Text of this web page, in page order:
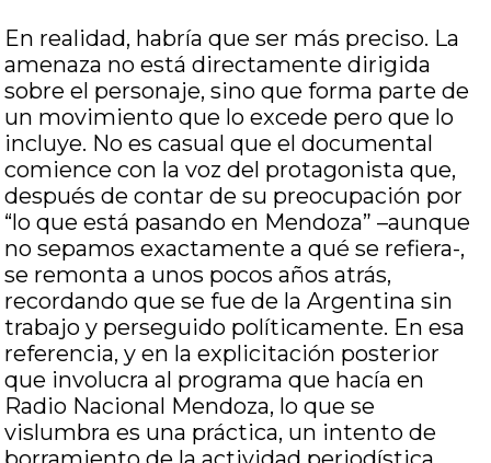
En realidad, habría que ser más preciso. La
amenaza no está directamente dirigida
sobre el personaje, sino que forma parte de
un movimiento que lo excede pero que lo
incluye. No es casual que el documental
comience con la voz del protagonista que,
después de contar de su preocupación por
“lo que está pasando en Mendoza” –aunque
no sepamos exactamente a qué se refiera-,
se remonta a unos pocos años atrás,
recordando que se fue de la Argentina sin
trabajo y perseguido políticamente. En esa
referencia, y en la explicitación posterior
que involucra al programa que hacía en
Radio Nacional Mendoza, lo que se
vislumbra es una práctica, un intento de